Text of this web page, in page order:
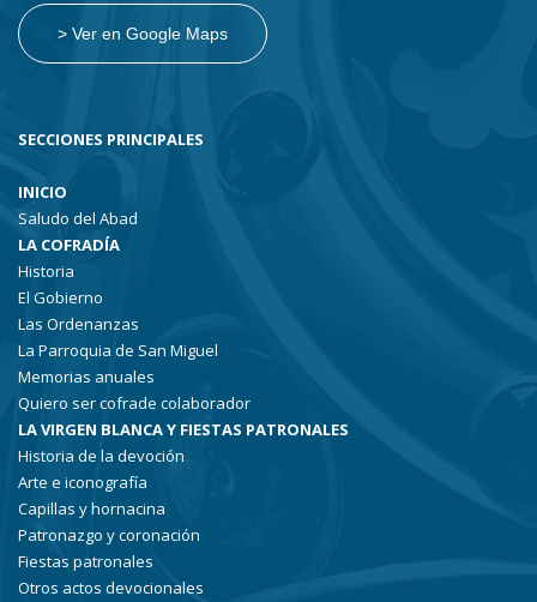
> Ver en Google Maps
SECCIONES PRINCIPALES
INICIO
Saludo del Abad
LA COFRADÍA
Historia
El Gobierno
Las Ordenanzas
La Parroquia de San Miguel
Memorias anuales
Quiero ser cofrade colaborador
LA VIRGEN BLANCA Y FIESTAS PATRONALES
Historia de la devoción
Arte e iconografía
Capillas y hornacina
Patronazgo y coronación
Fiestas patronales
Otros actos devocionales